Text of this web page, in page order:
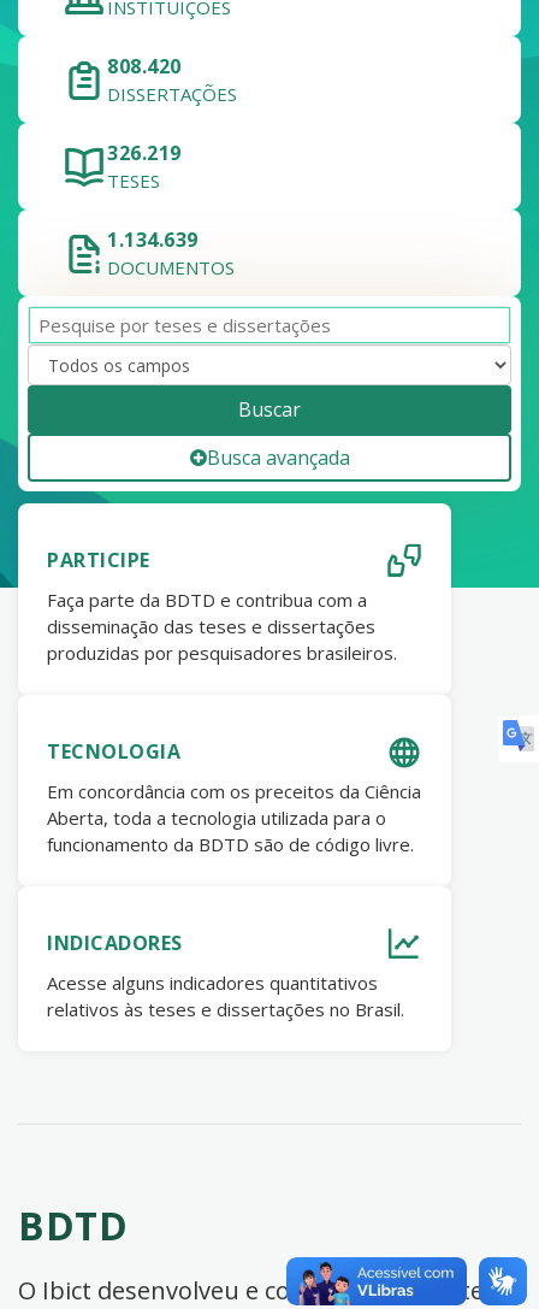
INSTITUIÇÕES
808.420
DISSERTAÇÕES
326.219
TESES
1.134.639
DOCUMENTOS
Buscar
Busca avançada
PARTICIPE
Faça parte da BDTD e contribua com a
disseminação das teses e dissertações
produzidas por pesquisadores brasileiros.
TECNOLOGIA
Em concordância com os preceitos da Ciência
Aberta, toda a tecnologia utilizada para o
funcionamento da BDTD são de código livre.
INDICADORES
Acesse alguns indicadores quantitativos
relativos às teses e dissertações no Brasil.
BDTD
O Ibict desenvolveu e coordena a Biblioteca